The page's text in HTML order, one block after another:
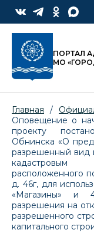
ПОРТАЛ
МО
Главная /
Оповещение о
проекту
Обнинска «О
разрешенный вид
кадастровым
расположенного
д. 46г, для
«Магазины» и
разрешения на
разрешенного
капитального